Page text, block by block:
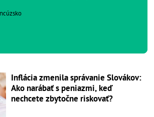
Inflácia zmenila správanie Slovákov:
Ako narábať s peniazmi, keď
nechcete zbytočne riskovať?